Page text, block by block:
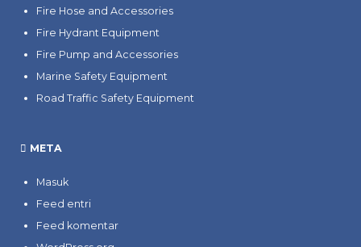
Fire Hose and Accessories
Fire Hydrant Equipment
Fire Pump and Accessories
Marine Safety Equipment
Road Traffic Safety Equipment
META
Masuk
Feed entri
Feed komentar